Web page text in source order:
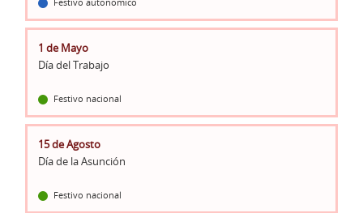
Festivo autonomico
1 de Mayo
Día del Trabajo
Festivo nacional
15 de Agosto
Día de la Asunción
Festivo nacional